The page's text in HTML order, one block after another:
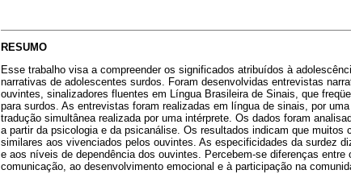
RESUMO
Esse trabalho visa a compreender os significados atribuídos à
narrativas de adolescentes surdos. Foram desenvolvidas entrevistas
ouvintes, sinalizadores fluentes em Língua Brasileira de Sinais, que
para surdos. As entrevistas foram realizadas em língua de sinais, por
tradução simultânea realizada por uma intérprete. Os dados foram
a partir da psicologia e da psicanálise. Os resultados indicam que
similares aos vivenciados pelos ouvintes. As especificidades da surdez
e aos níveis de dependência dos ouvintes. Percebem-se diferenças
comunicação, ao desenvolvimento emocional e à participação na